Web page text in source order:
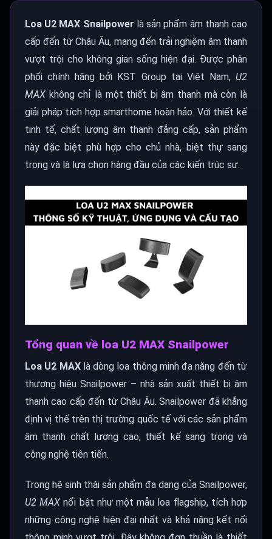
Loa U2 MAX Snailpower là sản phẩm âm thanh cao
cấp đến từ Châu Âu, mang đến trải nghiệm âm thanh
vượt trội cho không gian sống hiện đại. Được phân
phối chính hãng bởi KST Group tại Việt Nam, U2
MAX không chỉ là một thiết bị âm thanh mà còn là
giải pháp tích hợp smarthome hoàn hảo. Với thiết kế
tinh tế, chất lượng âm thanh đẳng cấp, sản phẩm
này đặc biệt phù hợp cho chủ nhà, biệt thự sang
trọng và là lựa chọn hàng đầu của các kiến trúc sư.
Tổng quan về loa U2 MAX Snailpower
Loa U2 MAXlà dòng loa thông minh đa năng đến từ
thương hiệu Snailpower – nhà sản xuất thiết bị âm
thanh cao cấp đến từ Châu Âu. Snailpower đã khẳng
định vị thế trên thị trường quốc tế với các sản phẩm
âm thanh chất lượng cao, thiết kế sang trọng và
công nghệ tiên tiến.
Trong hệ sinh thái sản phẩm đa dạng của Snailpower,
U2 MAX nổi bật như một mẫu loa flagship, tích hợp
những công nghệ hiện đại nhất và khả năng kết nối